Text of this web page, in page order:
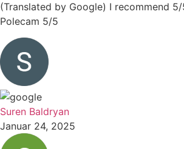
(Translated by Google) I recommend
Polecam 5/5
Suren Baldryan
Januar 24, 2025